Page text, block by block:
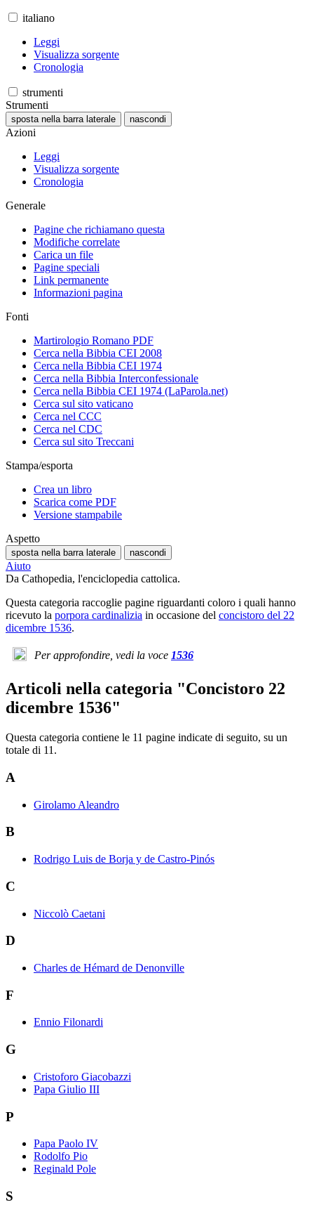
italiano
Leggi
Visualizza sorgente
Cronologia
strumenti
Strumenti
sposta nella barra laterale nascondi
Azioni
Leggi
Visualizza sorgente
Cronologia
Generale
Pagine che richiamano questa
Modifiche correlate
Carica un file
Pagine speciali
Link permanente
Informazioni pagina
Fonti
Martirologio Romano PDF
Cerca nella Bibbia CEI 2008
Cerca nella Bibbia CEI 1974
Cerca nella Bibbia Interconfessionale
Cerca nella Bibbia CEI 1974 (LaParola.net)
Cerca sul sito vaticano
Cerca nel CCC
Cerca nel CDC
Cerca sul sito Treccani
Stampa/esporta
Crea un libro
Scarica come PDF
Versione stampabile
Aspetto
sposta nella barra laterale nascondi
Aiuto
Da Cathopedia, l'enciclopedia cattolica.
Questa categoria raccoglie pagine riguardanti coloro i quali hanno
ricevuto la porpora cardinalizia in occasione del concistoro del 22
dicembre 1536.
Per approfondire, vedi la voce 1536
Articoli nella categoria "Concistoro 22
dicembre 1536"
Questa categoria contiene le 11 pagine indicate di seguito, su un
totale di 11.
A
Girolamo Aleandro
B
Rodrigo Luis de Borja y de Castro-Pinós
C
Niccolò Caetani
D
Charles de Hémard de Denonville
F
Ennio Filonardi
G
Cristoforo Giacobazzi
Papa Giulio III
P
Papa Paolo IV
Rodolfo Pio
Reginald Pole
S